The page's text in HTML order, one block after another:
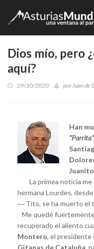
Dios mío, pero
aquí?
29/10/2020 porJuan de
Han
La primea noticia me
hermana Lourdes, desde
― Tito, se ha muerto el
Me quedé
recuperado el aliento
Montero, el presidente